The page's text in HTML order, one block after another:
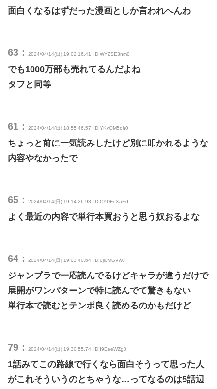
面白くなるはずだった漫画としか言われへんわ
63： 2024/04/14(日) 19:02:16.41 ID:WYZSE3nm0
でも1000万部も売れてるんだよね
タフと同等
61： 2024/04/14(日) 18:55:46.57 ID:YKvQM5qh0
ちょっと前に一気読みしたけど別に叩かれるような
内容やなかったで
65： 2024/04/14(日) 19:14:26.98 ID:CYDFeXaEd
よく最近の内容で単行本買おうと思う奴おるよな
64： 2024/04/14(日) 19:03:40.64 ID:0ji0MGVw0
ジャンプラで一応読んでるけどキャラが違うだけで
展開がワンパターンで特に読んでて驚きもない
単行本で読むとテンポ良く読めるのかもだけど
79： 2024/04/14(日) 19:30:55.74 ID:I9EeeWZg0
1話みてこの路線で行くなら面白そうって思った人
がこれそういうのとちゃうな…ってなるのは5話辺